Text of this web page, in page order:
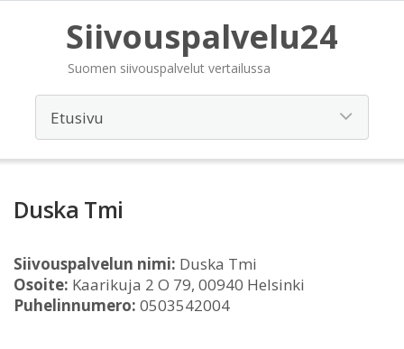
Siivouspalvelu24
Suomen siivouspalvelut vertailussa
Duska Tmi
Siivouspalvelun nimi: Duska Tmi
Osoite: Kaarikuja 2 O 79, 00940 Helsinki
Puhelinnumero: 0503542004